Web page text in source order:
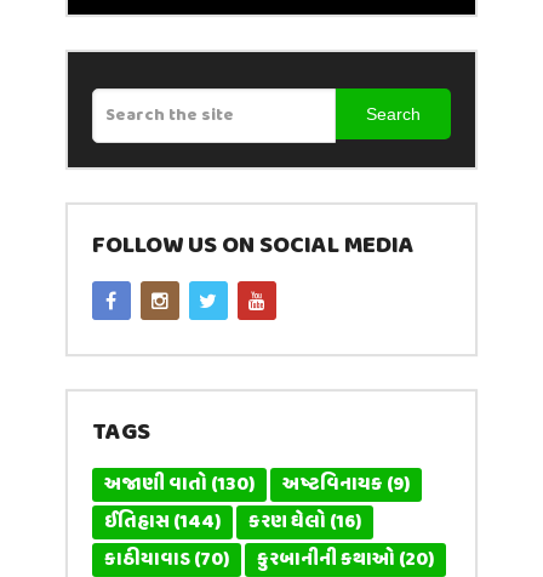
Search
FOLLOW US ON SOCIAL MEDIA
TAGS
અજાણી વાતો(130) અષ્ટવિનાયક(9)
ઈતિહાસ(144) કરણ ઘેલો(16)
કાઠીયાવાડ(70) કુરબાનીની કથાઓ(20)